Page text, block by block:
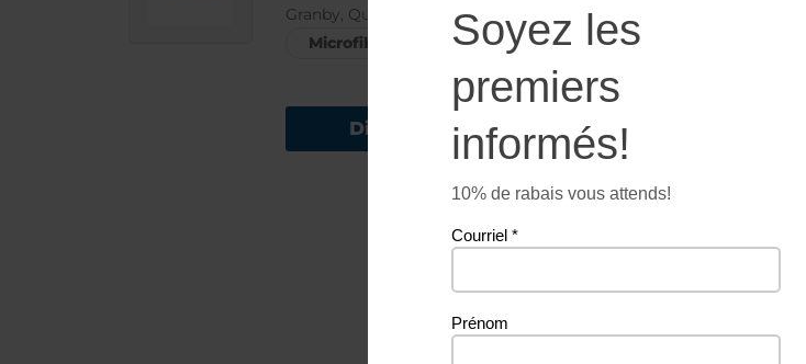
Granby, Québec, J2G 8K1, Canada
Microfibre
Direction
Soyez les
premiers
informés!
10% de rabais vous attends!
Courriel*
Prénom